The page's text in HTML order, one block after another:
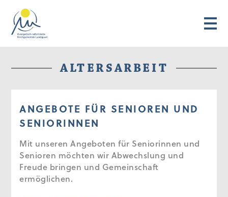
ALTERSARBEIT
ANGEBOTE FÜR SENIOREN UND
SENIORINNEN
Mit unseren Angeboten für Seniorinnen und
Senioren möchten wir Abwechslung und
Freude bringen und Gemeinschaft
ermöglichen.